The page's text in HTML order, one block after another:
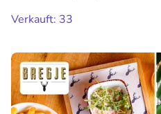
Verkauft: 33